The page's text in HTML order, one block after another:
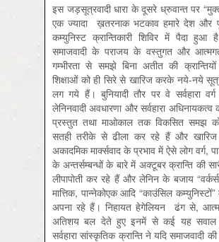
इस जड़सूत्रवादी धारा के दूसरे ध्रुवान्त पर
एक ज्यादा ख़तरनाक भटकाव हमारे देश और
कम्युनिस्ट क्रान्तिकारी शिविर में पैदा
समाजवादी के पराजय के वस्तुगत और
गम्भीरता से समझे बिना अतीत की क्रान्तियों
शिक्षाओं को ही सिरे से खारिज करके नये-नये
लग गये हैं। बुनियादी तौर पर वे सर्वहारा वर्ग
लेनिनवादी अवधारणा और सर्वहारा अधिनायकत्व
प्रस्तुत तथा माओकाल तक विकसित समझ को
सतही तरीके से ढीला कर रहे हैं और
अकादमिक मार्क्सवाद के प्रभाव में ऐसे लोग वर्ग,
के अन्तर्सम्बन्धों के बारे में अक्टूबर क्रान्ति की
लीपापोती कर रहे हैं और लेनिन के बजाय
मात्तिक, पान्नेकोएक आदि “काउंसिल
अपना रहे हैं। निहायत हेगेलियन ढंग से,
अतिशय बल देते हुए इनमें से कई यह सवाल
सर्वहारा सांस्कृतिक क्रान्ति ने यदि समाजवादी